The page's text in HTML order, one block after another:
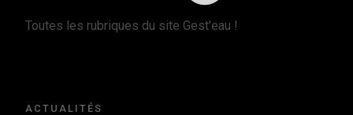
Toutes les rubriques du site Gest'eau !
ACTUALITÉS